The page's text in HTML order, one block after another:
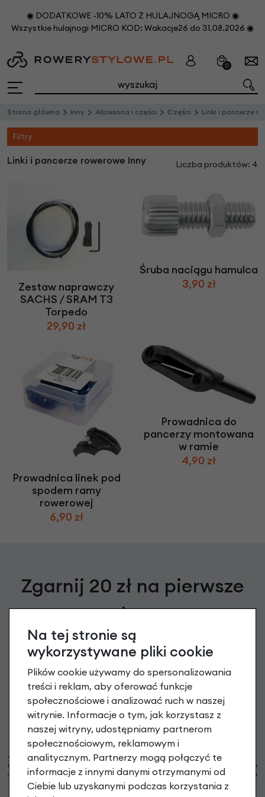
◉ DODATKOWE -10% LATO Z HULAJNOGĄ MICRO ◉
Wszystkie hulajnogi MICRO KOD: Wakacje26 do 31.08.2026 ◉
0
Strona główna Inny Akcesoria i części Części Linki i pancerze
Filtry
Linki i pancerze rowerowe Inny Liczba produktów: 4
Zestaw naprawczy
SACHS / SRAM T3
Torpedo
29,90 zł
Śruba naciągu hamulca
3,90 zł
Prowadnica linek pod
spodem ramy
rowerowej
6,90 zł
Prowadnica do
pancerzy montowana
w ramie
4,90 zł
Zgarnij 20 zł na pierwsze
zakupy
Zapisz się do newslettera, aby otrzymać Kod na zakup
powyżej 199 PLN oraz informacje o nowościach i promocjach
podaj swój adres e-mail
Zapisz się
Możesz zrezygnować w każdej chwili. W tym celu przeczytaj
cookie. Administratorem Twoich danych osobowych są RoweryStylowe.pl (50-028 Wrocław,
ul. Świdnicka 49; e-mail: sklep@rowerystylowe.pl, telefon: 713 432 029. Podany przez Ciebie
adres e-mail może stanowić Twoje dane osobowe (np. jeżeli zawiera Twoje imię i nazwisko).
* Warunki świadczenia usługi NewsletterPokaż więcej
Na tej stronie są
wykorzystywane pliki cookie
Plików cookie używamy do spersonalizowania
treści i reklam, aby oferować funkcje
społecznościowe i analizować ruch w naszej
witrynie. Informacje o tym, jak korzystasz z
naszej witryny, udostępniamy partnerom
społecznościowym, reklamowym i
analitycznym. Partnerzy mogą połączyć te
informacje z innymi danymi otrzymanymi od
Ciebie lub uzyskanymi podczas korzystania z